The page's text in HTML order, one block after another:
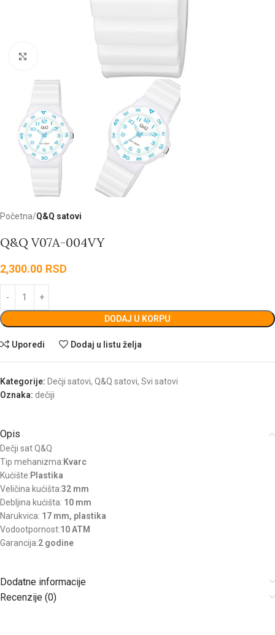
Početna Q&Q satovi
Q&Q V07A-004VY
2,300.00 RSD
DODAJ U KORPU
Uporedi Dodaj u listu želja
Kategorije: Dečji satovi, Q&Q satovi, Svi satovi
Oznaka: dečiji
Opis
Dečji sat Q&Q
Tip mehanizma:Kvarc
Kućište:Plastika
Veličina kućišta:32 mm
Debljina kućišta: 10 mm
Narukvica: 17 mm, plastika
Vodootpornost:10 ATM
Garancija:2 godine
Dodatne informacije
Recenzije (0)